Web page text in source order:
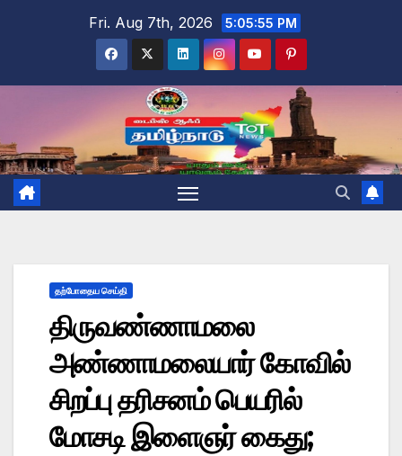
Fri. Aug 7th, 2026 5:05:56 PM
தற்போதைய செய்தி
திருவண்ணாமலை
அண்ணாமலையார் கோவில்
சிறப்பு தரிசனம் பெயரில்
மோசடி இளைஞர் கைது;